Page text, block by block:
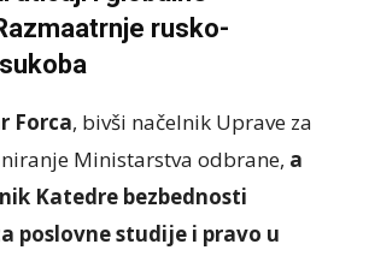
aatrnje rusko-
Forca, bivši načelnik Uprave za
Ministarstva odbrane, a
Katedre bezbednosti
poslovne studije i pravo u